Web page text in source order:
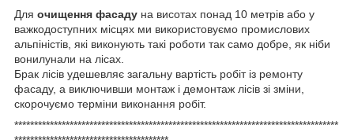
Для очищення фасаду на висотах понад 10 метрів або у
важкодоступних місцях ми використовуємо промислових
альпіністів, які виконують такі роботи так само добре, як ніби
вонилунали на лісах.
Брак лісів удешевляє загальну вартість робіт із ремонту
фасаду, а виключивши монтаж і демонтаж лісів зі зміни,
скорочуємо терміни виконання робіт.
**********************************************************************************